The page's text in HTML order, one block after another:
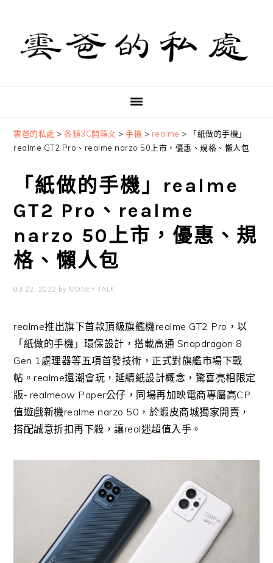
primary
navigation
content
primary
sidebar
雲爸的私處 >各類3C開箱文 >手機 > realme >
「紙做的手機」
realme GT2 Pro、realme narzo 50上市，優惠、規格、懶人包
「紙做的手機」realme
GT2 Pro、realme
narzo 50上市，優惠、規
格、懶人包
03 22, 2022 by MONEY TALK
realme推出旗下首款頂級旗艦機realme GT2 Pro ，以
「紙做的手機」環保設計，搭載高通 Snapdragon 8
Gen 1處理器等五項首發技術，正式對旗艦市場下戰
帖。realme還潮會玩，延續紙設計概念， 驚喜亮相限定
版‐ realmeow Paper公仔，同場再加映電商專屬高CP
值遊戲新機realme narzo 50 ，於蝦皮商城獨家開賣，
搭配誠意折扣再下殺，讓real迷超值入手。